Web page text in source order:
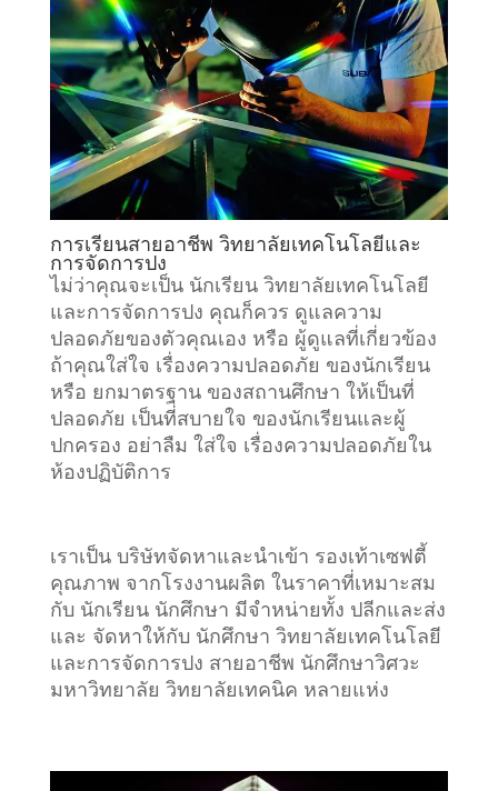
การเรียนสายอาชีพ วิทยาลัยเทคโนโลยีและ
การจัดการปง
ไม่ว่าคุณจะเป็น นักเรียน วิทยาลัยเทคโนโลยี
และการจัดการปง คุณก็ควร ดูแลความ
ปลอดภัยของตัวคุณเอง หรือ ผู้ดูแลที่เกี่ยวข้อง
ถ้าคุณใส่ใจ เรื่องความปลอดภัย ของนักเรียน
หรือ ยกมาตรฐาน ของสถานศึกษา ให้เป็นที่
ปลอดภัย เป็นที่สบายใจ ของนักเรียนและผู้
ปกครอง อย่าลืม ใส่ใจ เรื่องความปลอดภัยใน
ห้องปฏิบัติการ
เราเป็น บริษัทจัดหาและนำเข้า รองเท้าเซฟตี้
คุณภาพ จากโรงงานผลิต ในราคาที่เหมาะสม
กับ นักเรียน นักศึกษา มีจำหน่ายทั้ง ปลีกและส่ง
และ จัดหาให้กับ นักศึกษา วิทยาลัยเทคโนโลยี
และการจัดการปง สายอาชีพ นักศึกษาวิศวะ
มหาวิทยาลัย วิทยาลัยเทคนิค หลายแห่ง